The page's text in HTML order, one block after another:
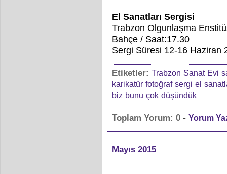
El Sanatları Sergisi
Trabzon Olgunlaşma
Bahçe / Saat:17.30
Sergi Süresi 12-16 Haziran
Etiketler: Trabzon Sanat Evi
karikatür fotoğraf sergi el
biz bunu çok düşündük
Toplam Yorum: 0- Yorum
Mayıs 2015